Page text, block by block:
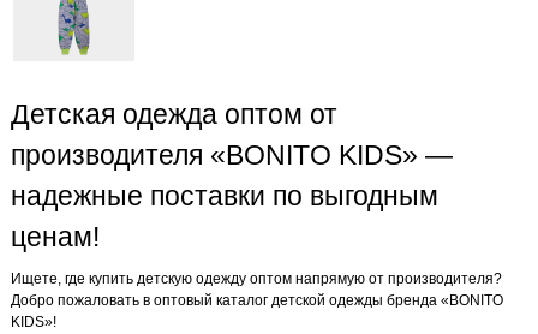
Детская одежда оптом от
производителя «BONITO KIDS» —
надежные поставки по выгодным
ценам!
Ищете, где купить детскую одежду оптом напрямую от производителя?
Добро пожаловать в оптовый каталог детской одежды бренда «BONITO
KIDS»!